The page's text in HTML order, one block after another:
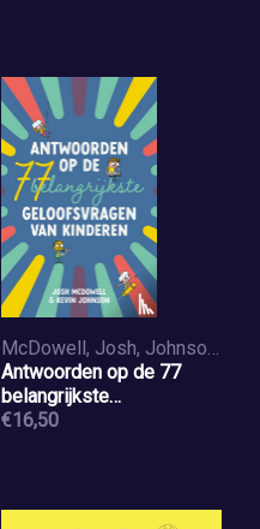
McDowell, Josh, Johnson, Kevin
Antwoorden op de 77
belangrijkste
geloofsvragen van
€16,50